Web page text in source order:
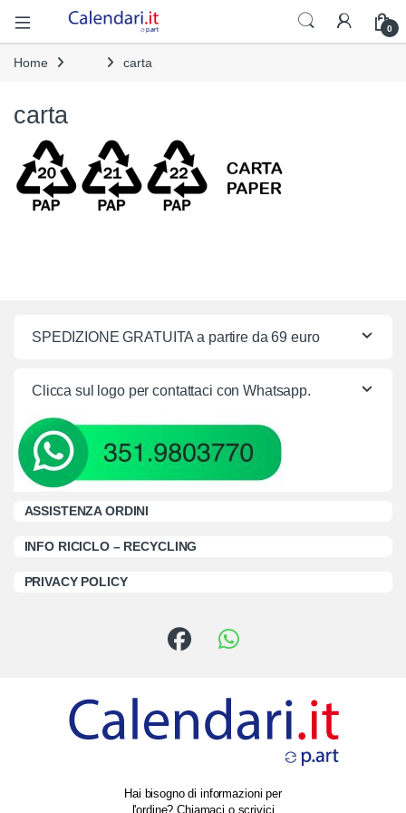
Open
0
Home carta
carta
SPEDIZIONE GRATUITA a partire da 69 euro
Clicca sul logo per contattaci con Whatsapp.
ASSISTENZA ORDINI
INFO RICICLO – RECYCLING
PRIVACY POLICY
Hai bisogno di informazioni per
l'ordine? Chiamaci o scrivici